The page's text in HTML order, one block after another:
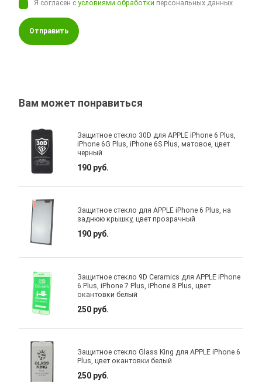
Я согласен сусловиями обработки персональных данных
Отправить
Вам может понравиться
Защитное стекло 30D для APPLE iPhone 6 Plus,
iPhone 6G Plus, iPhone 6S Plus, матовое, цвет
черный
190 руб.
Защитное стекло для APPLE iPhone 6 Plus, на
заднюю крышку, цвет прозрачный
190 руб.
Защитное стекло 9D Ceramics для APPLE iPhone
6 Plus, iPhone 7 Plus, iPhone 8 Plus, цвет
окантовки белый
250 руб.
Защитное стекло Glass King для APPLE iPhone 6
Plus, цвет окантовки белый
250 руб.